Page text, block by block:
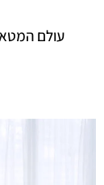
עולם